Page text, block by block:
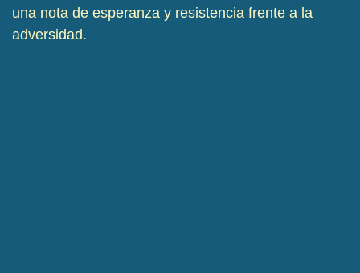
una nota de esperanza y resistencia frente a la
adversidad.